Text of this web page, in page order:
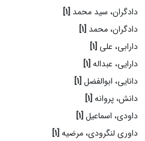
دادگران، سید محمد [1]
دادگران، محمد [1]
دارابی، علی [1]
دارایی، عبداله [1]
دانایی، ابوالفضل [1]
دانش، پروانه [1]
داودی، اسماعیل [1]
داوری لنگرودی، مرضیه [1]